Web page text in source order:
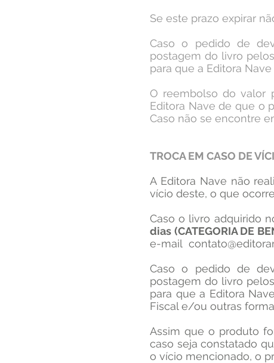
Se este prazo expirar
Caso o pedido de
postagem do livro
para que a Editora
O reembolso do valor
Editora Nave de que o
Caso não se encontre
TROCA EM CASO DE
A Editora Nave não
vício deste, o que
Caso o livro adquirido
dias (CATEGORIA DE
e-mail
Caso o pedido de
postagem do livro
para que a Editora
Fiscal e/ou outras
​Assim que o produto
caso seja constatado
o vício mencionado, o